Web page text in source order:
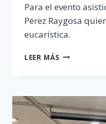
Para el evento
Pérez Raygosa
eucarística.
LEER MÁS 3RA
DEL
BUEN
DESPACHO»